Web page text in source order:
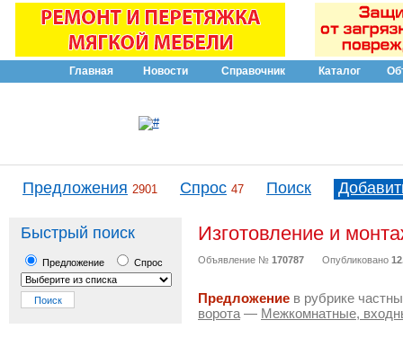
Главная Новости Справочник Каталог
Предложения 2901 Спрос 47 Поиск
Быстрый поиск
Предложение Спрос
Изготовление и
Объявление № 170787 Опубликовано
Предложение в рубрике
ворота — Межкомнатные,